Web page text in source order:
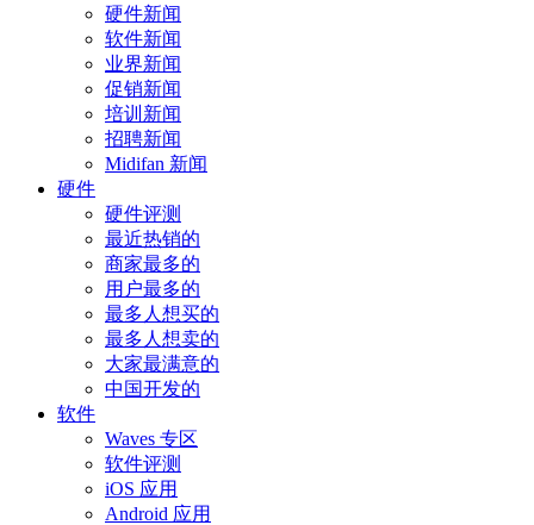
硬件新闻
软件新闻
业界新闻
促销新闻
培训新闻
招聘新闻
Midifan 新闻
硬件
硬件评测
最近热销的
商家最多的
用户最多的
最多人想买的
最多人想卖的
大家最满意的
中国开发的
软件
Waves 专区
软件评测
iOS 应用
Android 应用